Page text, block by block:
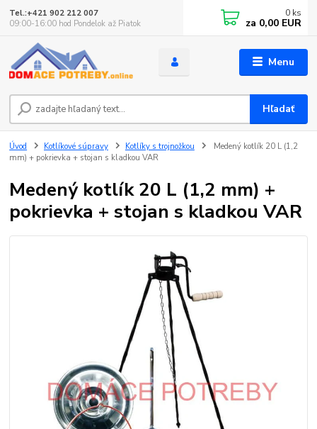
Menu
Hľadať
Tel.:+421 902 212 007
09:00-16:00 hod Pondelok až Piatok
0 ks
za 0,00 EUR
Úvod Kotlíkové súpravy Kotlíky s trojnožkou
Medený kotlík 20 L (1,2
mm) + pokrievka + stojan s kladkou VAR
Medený kotlík 20 L (1,2 mm) +
pokrievka + stojan s kladkou VAR